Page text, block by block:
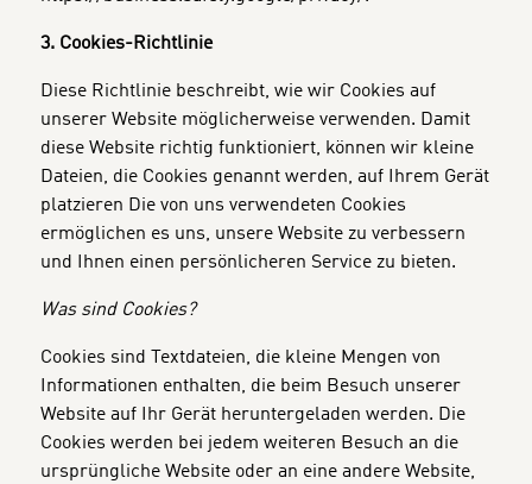
3. Cookies-Richtlinie
Diese Richtlinie beschreibt, wie wir Cookies auf
unserer Website möglicherweise verwenden. Damit
diese Website richtig funktioniert, können wir kleine
Dateien, die Cookies genannt werden, auf Ihrem Gerät
platzieren Die von uns verwendeten Cookies
ermöglichen es uns, unsere Website zu verbessern
und Ihnen einen persönlicheren Service zu bieten.
Was sind Cookies?
Cookies sind Textdateien, die kleine Mengen von
Informationen enthalten, die beim Besuch unserer
Website auf Ihr Gerät heruntergeladen werden. Die
Cookies werden bei jedem weiteren Besuch an die
ursprüngliche Website oder an eine andere Website,